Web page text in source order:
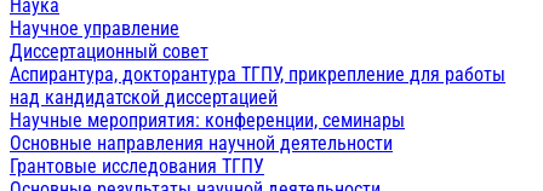
Наука
Научное управление
Диссертационный совет
Аспирантура, докторантура ТГПУ, прикрепление для работы
над кандидатской диссертацией
Научные мероприятия: конференции, семинары
Основные направления научной деятельности
Грантовые исследования ТГПУ